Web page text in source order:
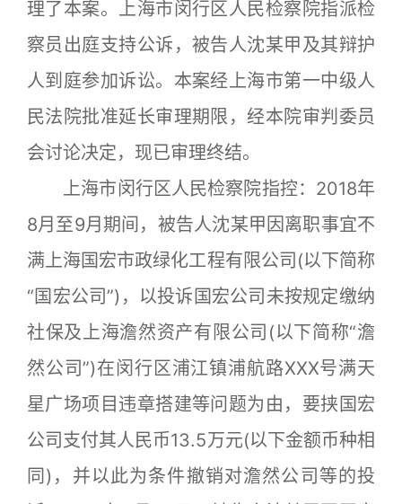
理了本案。上海市闵行区人民检察院指派检
察员出庭支持公诉，被告人沈某甲及其辩护
人到庭参加诉讼。本案经上海市第一中级人
民法院批准延长审理期限，经本院审判委员
会讨论决定，现已审理终结。
上海市闵行区人民检察院指控：2018年
8月至9月期间，被告人沈某甲因离职事宜不
满上海国宏市政绿化工程有限公司(以下简称
“国宏公司”)，以投诉国宏公司未按规定缴纳
社保及上海澹然资产有限公司(以下简称“澹
然公司”)在闵行区浦江镇浦航路XXX号满天
星广场项目违章搭建等问题为由，要挟国宏
公司支付其人民币13.5万元(以下金额币种相
同)，并以此为条件撤销对澹然公司等的投